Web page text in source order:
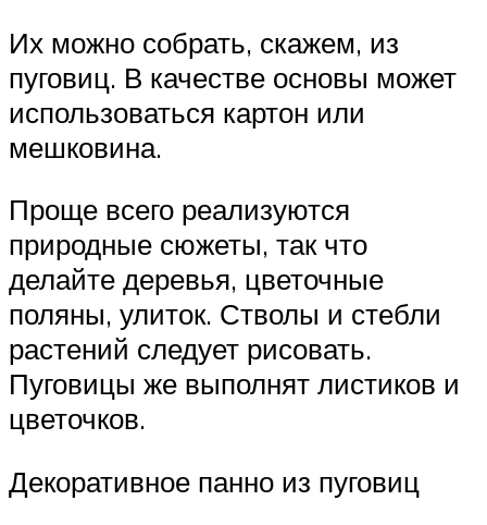
Их можно собрать, скажем, из
пуговиц. В качестве основы может
использоваться картон или
мешковина.
Проще всего реализуются
природные сюжеты, так что
делайте деревья, цветочные
поляны, улиток. Стволы и стебли
растений следует рисовать.
Пуговицы же выполнят листиков и
цветочков.
Декоративное панно из пуговиц